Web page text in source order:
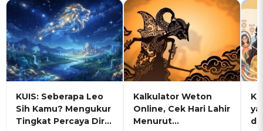
KUIS: Seberapa Leo
Sih Kamu? Mengukur
Tingkat Percaya Diri
Kalkulator Weton
Online, Cek Hari Lahir
Menurut